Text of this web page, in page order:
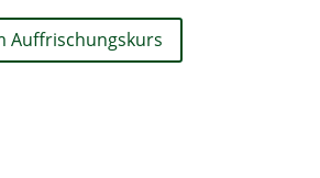
Auffrischungskurs